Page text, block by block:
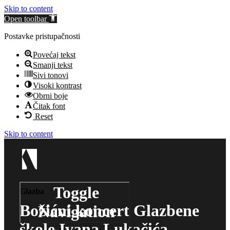
Skip to content
Open toolbar
Postavke pristupačnosti
Povećaj tekst
Smanji tekst
Sivi tonovi
Visoki kontrast
Obrni boje
Čitak font
Reset
Skip to content
Toggle
Navigation
Glazba
Božićni koncert Glazbene